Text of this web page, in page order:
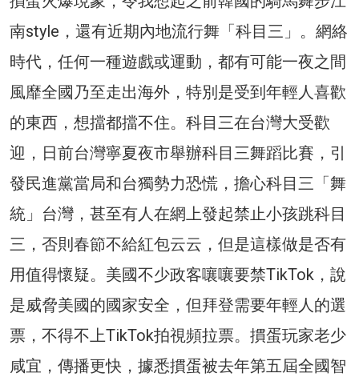
南style，還有近期內地流行舞「科目三」。網絡
時代，任何一種遊戲或運動，都有可能一夜之間
風靡全國乃至走出海外，特別是受到年輕人喜歡
的東西，想擋都擋不住。科目三在台灣大受歡
迎，日前台灣寧夏夜市舉辦科目三舞蹈比賽，引
發民進黨當局和台獨勢力恐慌，擔心科目三「舞
統」台灣，甚至有人在網上發起禁止小孩跳科目
三，否則春節不給紅包云云，但是這樣做是否有
用值得懷疑。美國不少政客嚷嚷要禁TikTok，說
是威脅美國的國家安全，但拜登需要年輕人的選
票，不得不上TikTok拍視頻拉票。摜蛋玩家老少
咸宜，傳播更快，據悉摜蛋被去年第五屆全國智